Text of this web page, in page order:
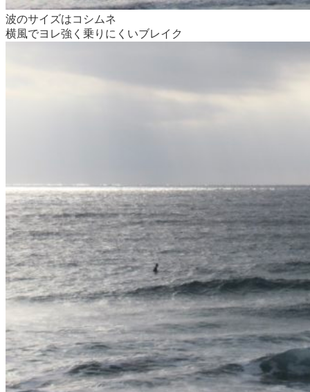
波のサイズはコシムネ
横風でヨレ強く乗りにくいブレイク